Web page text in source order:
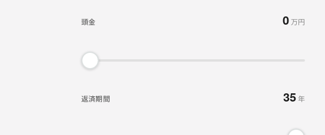
頭金 0 万円
返済期間 35年